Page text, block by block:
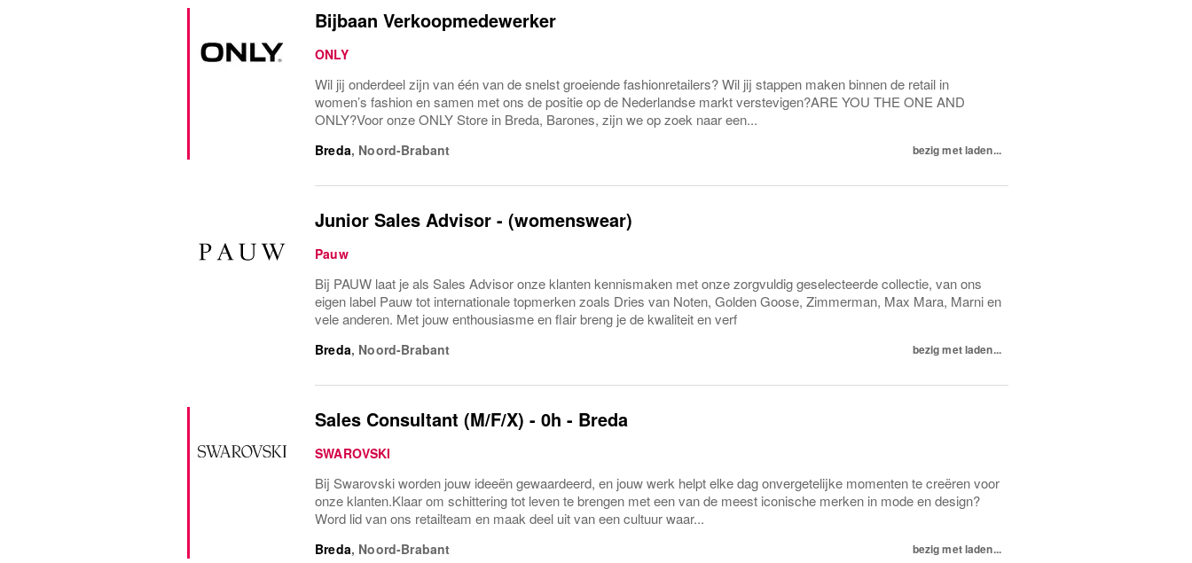
Bijbaan Verkoopmedewerker
ONLY
Wil jij onderdeel zijn van één van de snelst groeiende fashionretailers? Wil jij stappen maken binnen de retail in
women’s fashion en samen met ons de positie op de Nederlandse markt verstevigen?ARE YOU THE ONE AND
ONLY?Voor onze ONLY Store in Breda, Barones, zijn we op zoek naar een...
Breda, Noord-Brabant bezig met laden...
Junior Sales Advisor - (womenswear)
Pauw
Bij PAUW laat je als Sales Advisor onze klanten kennismaken met onze zorgvuldig geselecteerde collectie, van ons
eigen label Pauw tot internationale topmerken zoals Dries van Noten, Golden Goose, Zimmerman, Max Mara, Marni en
vele anderen. Met jouw enthousiasme en flair breng je de kwaliteit en verf
Breda, Noord-Brabant bezig met laden...
Sales Consultant (M/F/X) - 0h - Breda
SWAROVSKI
Bij Swarovski worden jouw ideeën gewaardeerd, en jouw werk helpt elke dag onvergetelijke momenten te creëren voor
onze klanten.Klaar om schittering tot leven te brengen met een van de meest iconische merken in mode en design?
Word lid van ons retailteam en maak deel uit van een cultuur waar...
Breda, Noord-Brabant bezig met laden...